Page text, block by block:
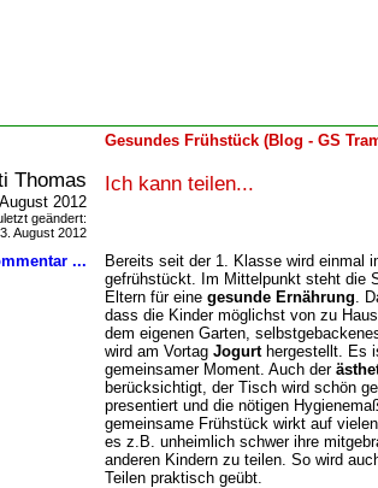
Gesundes Frühstück (Blog - GS
Thomas
2012
geändert:
August 2012
...
Ich kann teilen...
Bereits seit der 1. Klasse wird einmal
gefrühstückt. Im Mittelpunkt steht die
Eltern für eine gesunde Ernährung .
dass die Kinder möglichst von zu
dem eigenen Garten,
wird am Vortag Jogurthergestellt. Es
gemeinsamer Moment. Auch der
berücksichtigt, der Tisch wird schön
presentiert und die nötigen
gemeinsame Frühstück wirkt auf
es z.B. unheimlich schwer ihre
anderen Kindern zu teilen. So wird
Teilen praktisch geübt.